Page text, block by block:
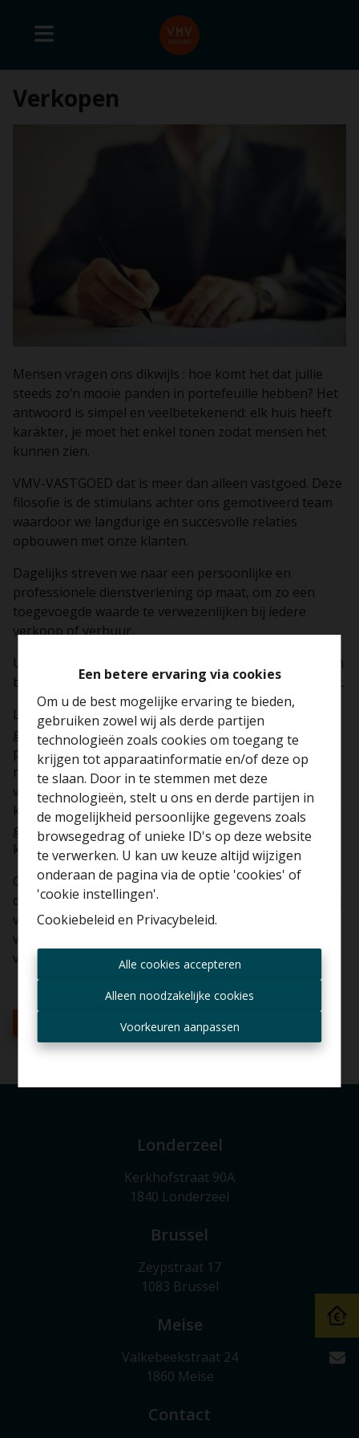
Een betere ervaring via cookies
Om u de best mogelijke ervaring te bieden,
gebruiken zowel wij als derde partijen
technologieën zoals cookies om toegang te
krijgen tot apparaatinformatie en/of deze op
te slaan. Door in te stemmen met deze
technologieën, stelt u ons en derde partijen in
de mogelijkheid persoonlijke gegevens zoals
browsegedrag of unieke ID's op deze website
te verwerken. U kan uw keuze altijd wijzigen
onderaan de pagina via de optie 'cookies' of
'cookie instellingen'.
Cookiebeleid en Privacybeleid.
Alle cookies accepteren
Alleen noodzakelijke cookies
Voorkeuren aanpassen
Verkopen
Mensen vragen ons dikwijls : hoe komt het dat jullie
steeds zo’n mooie panden in portefeuille hebben? Het
antwoord is simpel en veelbetekenend: elk huis heeft
karakter, je moet het enkel tonen zodat mensen het
kunnen zien.
VMV-VASTGOED dat is meer dan alleen vastgoed. Deze
filosofie is de stimulans achter ons gemotiveerd team
waardoor we langdurige en succesvolle relaties
opbouwen met onze klanten.
Dagelijks streven we naar een persoonlijke en
professionele dienstverlening op maat, om zo een
toegevoegde waarde te verwezenlijken bij iedere
verkoop of verhuur.
Uw belangen worden steeds in discretie en vertrouwen
behartigd en samen met u denken we een stap vooruit.
Laat u door VMV-VASTGOED adviseren en wij
garanderen u een vlotte én snelle verkoop. Onze
persoonlijke aanpak, onze optimale kennis en de
resultaatgerichte inzet zorgen ervoor dat u in alle
vertrouwen op een aangename manier uw woning
kunt verkopen/ verhuren. Steeds zal door ons kantoor
gezocht worden naar een antwoord dat tegemoet
komt aan al uw wensen.
Contacteer ons vrijblijvend in alle vertrouwen en
discretie voor meer informatie, wij helpen u héél graag
verder en luisteren graag naar uw dromen. Want wat
voor ons prioritair is, is de vlotte en succesvolle
verkoop/ verhuur van uw onroerend goed!
Londerzeel
Kerkhofstraat 90A
1840 Londerzeel
Brussel
Zeypstraat 17
1083 Brussel
Meise
Valkebeekstraat 24
1860 Meise
Contact
Benieuwd naar de
waarde van je huis?
Gratis schatting
Altijd als eerste op de
hoogte zijn van nieuwe
aanbiedingen?
Ontvang aanbod per mail